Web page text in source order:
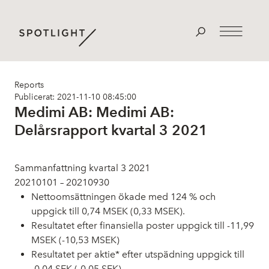
Reports
Publicerat: 2021-11-10 08:45:00
Medimi AB: Medimi AB:
Delårsrapport kvartal 3 2021
Sammanfattning kvartal 3 2021
20210101 – 2021­09­30
Nettoomsättningen ökade med 124 % och
uppgick till 0,74 MSEK (0,33 MSEK).
Resultatet efter finansiella poster uppgick till -11,99
MSEK (-10,53 MSEK)
Resultatet per aktie* efter utspädning uppgick till